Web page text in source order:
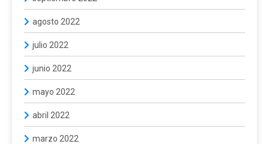
agosto 2022
julio 2022
junio 2022
mayo 2022
abril 2022
marzo 2022